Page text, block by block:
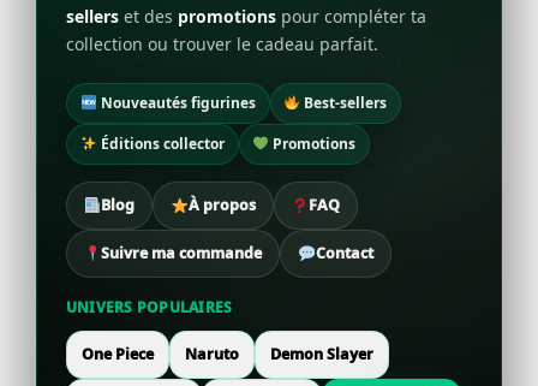
sellers et des promotions pour compléter ta
collection ou trouver le cadeau parfait.
Nouveautés figurines
Best-sellers
Éditions collector
Promotions
Blog À propos FAQ
Suivre ma commande Contact
UNIVERS POPULAIRES
One Piece Naruto Demon Slayer